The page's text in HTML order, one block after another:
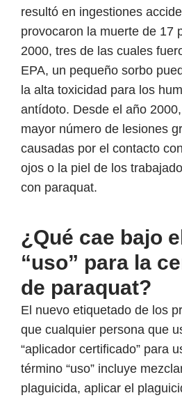
resultó en ingestiones
provocaron la muerte de 17
2000, tres de las cuales
EPA, un pequeño sorbo
la alta toxicidad para los
antídoto. Desde el año
mayor número de lesiones
causadas por el contacto
ojos o la piel de los
con paraquat.
¿Qué cae bajo
“uso” para la
de paraquat?
El nuevo etiquetado de los
que cualquier persona que
“aplicador certificado” para
término “uso” incluye
plaguicida, aplicar el